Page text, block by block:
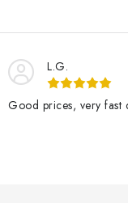
L.G.
Good prices, very fast